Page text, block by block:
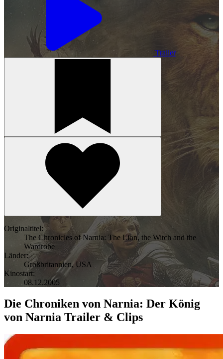
Trailer
Originaltitel:
The Chronicles of Narnia: The Lion, the Witch and the
Wardrobe
Länder:
Großbritannien, USA
Kinostart:
08.12.2005
Die Chroniken von Narnia: Der König
von Narnia Trailer & Clips